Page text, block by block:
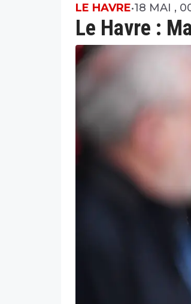
Le Havre :
LE HAVRE•18 MAI ,